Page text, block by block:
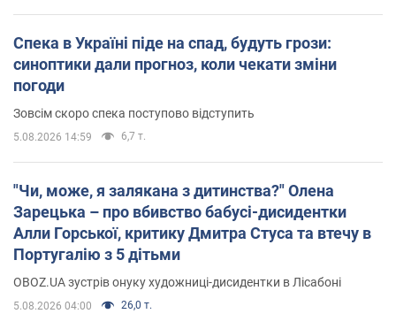
Спека в Україні піде на спад, будуть грози:
синоптики дали прогноз, коли чекати зміни
погоди
Зовсім скоро спека поступово відступить
5.08.2026 14:59 6,7 т.
"Чи, може, я залякана з дитинства?" Олена
Зарецька – про вбивство бабусі-дисидентки
Алли Горської, критику Дмитра Стуса та втечу в
Португалію з 5 дітьми
OBOZ.UA зустрів онуку художниці-дисидентки в Лісабоні
5.08.2026 04:00 26,0 т.